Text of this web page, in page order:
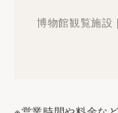
博物館観覧施設